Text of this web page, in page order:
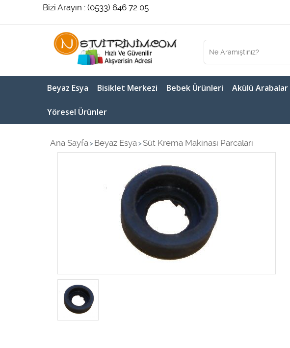
Bizi Arayın : (0533) 646 72 05
Beyaz Esya Bisiklet Merkezi Bebek Ürünleri Akülü Arabalar
Yöresel Ürünler
Ana Sayfa > Beyaz Esya > Süt Krema Makinası Parcaları